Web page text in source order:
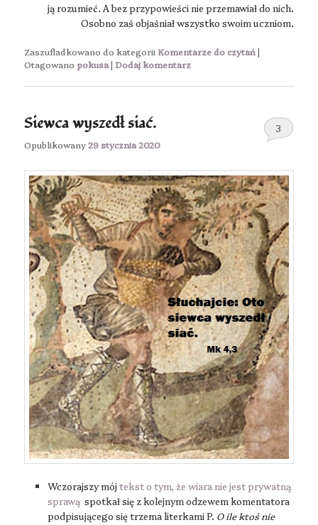
ją rozumieć. A bez przypowieści nie przemawiał do nich.
Osobno zaś objaśniał wszystko swoim uczniom.
Zaszufladkowano do kategorii Komentarze do czytań|
Otagowano pokusa| Dodaj komentarz
Siewca wyszedł siać.
Opublikowany29 stycznia 2020
3
Wczorajszy mój tekst o tym, że wiara nie jest prywatną
sprawą spotkał się z kolejnym odzewem komentatora
podpisującego się trzema literkami P. O ile ktoś nie